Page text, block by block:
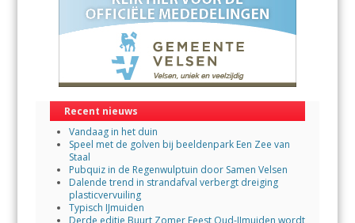
Recent nieuws
Vandaag in het duin
Speel met de golven bij beeldenpark Een Zee van
Staal
Pubquiz in de Regenwulptuin door Samen Velsen
Dalende trend in strandafval verbergt dreiging
plasticvervuiling
Typisch IJmuiden
Derde editie Buurt Zomer Feest Oud-IJmuiden wordt